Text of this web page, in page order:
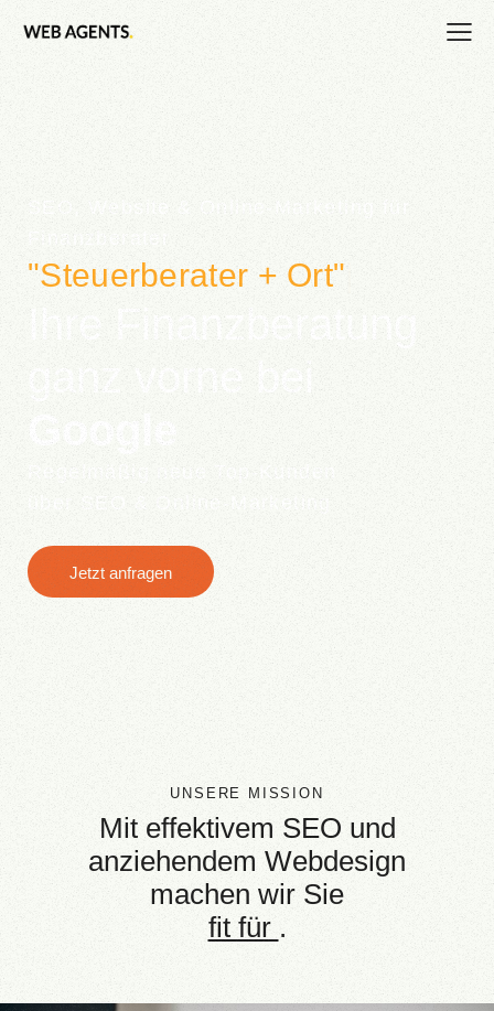
SEO, Website & Online-Marketing
Finanzberater
"Steuerberater + Ort"
Ihre Finanzberatung
ganz vorne bei
Google
Regelmäßig neue Top-Kunden
über SEO & Online-Marketing
Jetzt anfragen
UNSERE MISSION
Mit effektivem SEO und
anziehendem Webdesign
machen wir Sie
zum Ku